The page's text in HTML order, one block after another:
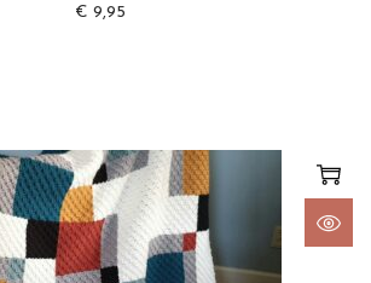
€ 9,95